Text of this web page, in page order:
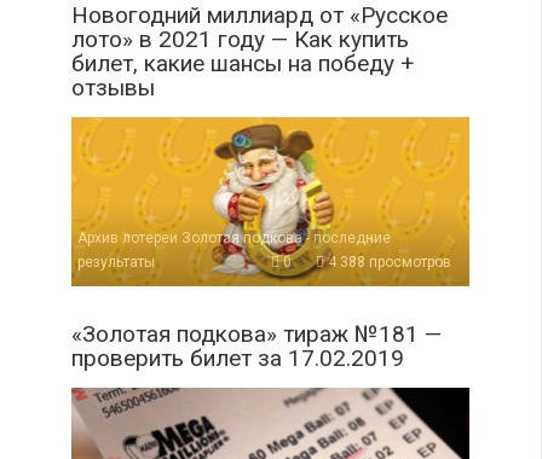
Новогодний миллиард от «Русское
лото» в 2021 году — Как купить
билет, какие шансы на победу +
отзывы
Архив лотереи Золотая подкова - последние
результаты
0 4 388 просмотров
«Золотая подкова» тираж №181 —
проверить билет за 17.02.2019